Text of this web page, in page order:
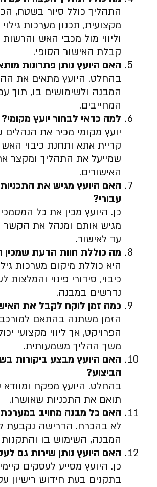
התהליך כולל סיור בשטח,
מקצועית, תכנון מערכות גילוי
וליווי מול מכבי האש
קבלת האישור הסופי.
האם היועץ נותן פתרונות
בהחלט. היועץ מתאים את
המבנה ולשימושים בו, תוך
המחייבים.
למה כדאי לבחור יועץ מקומי?
יועץ מקומי מכיר את הנהלים
קריית אתא ותחנת כיבוי
שמייעל את התהליך ומקצר
האישורים.
האם היועץ מגיש את
עבורי?
כן. היועץ מכין את כל
מגיש אותם ומנהל את הקשר
עד לאישור.
מה כוללת חוות הדעת שמכין
היא כוללת מיקום מערכות
כיבוי, סידורי פינוי והמלצות
נדרשים במבנה.
כמה זמן לוקח לקבל את
הזמן משתנה בהתאם
הפרויקט, אך ליווי מקצועי
משך ההליך משמעותית.
האם היועץ מבצע ביקורות
הביצוע?
בהחלט. היועץ מפקח ומוודא
תואם את התכניות שאושרו.
האם כל מבנה מחויב במערכת
לא בהכרח. הדרישה נקבעת
המבנה, השימוש בו
האם היועץ נותן שירות גם
כן. היועץ מסייע לעסקים
בתקנים בעת חידוש רישיון